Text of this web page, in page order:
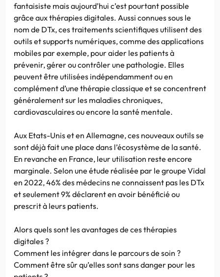
fantaisiste mais aujourd’hui c’est pourtant possible
grâce aux thérapies digitales. Aussi connues sous le
nom de DTx, ces traitements scientifiques utilisent des
outils et supports numériques, comme des applications
mobiles par exemple, pour aider les patients à
prévenir, gérer ou contrôler une pathologie. Elles
peuvent être utilisées indépendamment ou en
complément d’une thérapie classique et se concentrent
généralement sur les maladies chroniques,
cardiovasculaires ou encore la santé mentale.
Aux Etats-Unis et en Allemagne, ces nouveaux outils se
sont déjà fait une place dans l’écosystème de la santé.
En revanche en France, leur utilisation reste encore
marginale. Selon une étude réalisée par le groupe Vidal
en 2022, 46% des médecins ne connaissent pas les DTx
et seulement 9% déclarent en avoir bénéficié ou
prescrit à leurs patients.
Alors quels sont les avantages de ces thérapies
digitales ?
Comment les intégrer dans le parcours de soin ?
Comment être sûr qu’elles sont sans danger pour les